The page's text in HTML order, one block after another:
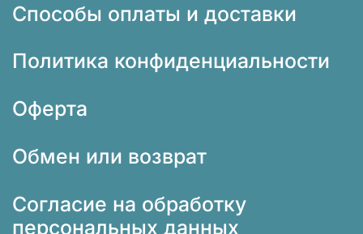
Способы оплаты и доставки
Политика конфиденциальности
Оферта
Обмен или возврат
Согласие на обработку
персональных данных